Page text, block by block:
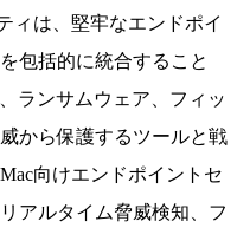
ィは、堅牢なエンドポイ
包括的に統合すること
ランサムウェア、フィッ
から保護するツールと戦
向けエンドポイントセ
アルタイム脅威検知、フ